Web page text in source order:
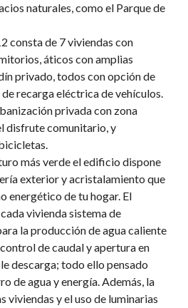
naturales, como el Parque de
consta de 7 viviendas con
áticos con amplias
privado, todos con opción de
recarga eléctrica de vehículos.
privada con zona
disfrute comunitario, y
más verde el edificio dispone
exterior y acristalamiento que
energético de tu hogar. El
vivienda sistema de
la producción de agua caliente
de caudal y apertura en
descarga; todo ello pensado
de agua y energía. Además, la
viviendas y el uso de luminarias